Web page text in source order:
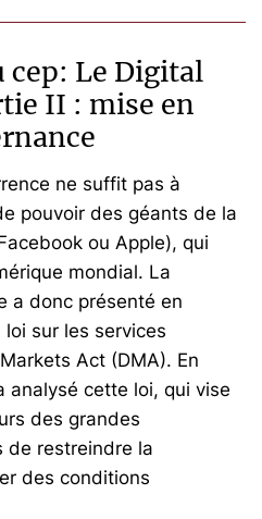
cep: Le Digital
II : mise en
ne suffit pas à
pouvoir des géants de la
ou Apple), qui
mondial. La
a donc présenté en
sur les services
Act (DMA). En
analysé cette loi, qui vise
des grandes
de restreindre la
des conditions